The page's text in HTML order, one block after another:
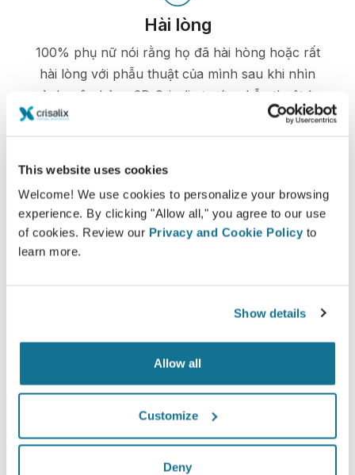
This website uses cookies
Welcome! We use cookies to personalize your browsing
experience. By clicking "Allow all," you agree to our use
of cookies. Review our Privacy and Cookie Policy to
learn more.
Show details
Allow all
Customize
Deny
Hài lòng
100% phụ nữ nói rằng họ đã hài hòng hoặc rất
hài lòng với phẫu thuật của mình sau khi nhìn
ảnh mô phỏng 3D Crisalix trước phẫu thuật.*
ngực đã trải qua phẫu thuật từ tháng 5 năm 2010 đến tháng 9
năm 2011 tại Thụy Sĩ.